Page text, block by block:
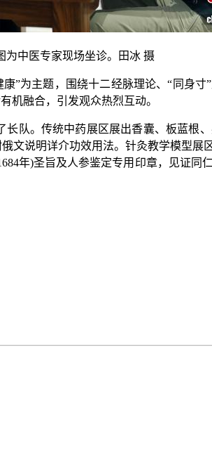
中医专家现场坐诊。田冰 摄
为主题，围绕十二经脉理论、“同身寸
机融合，引发观众热烈互动。
。传统中药展区展出香囊、板蓝根
文说明详介功效用法。针灸教学模型
年)圣旨及人参鉴定专用印章，见证